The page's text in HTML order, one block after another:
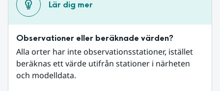
Lär dig mer
Observationer eller beräknade värden?
Alla orter har inte observationsstationer, istället
beräknas ett värde utifrån stationer i närheten
och modelldata.